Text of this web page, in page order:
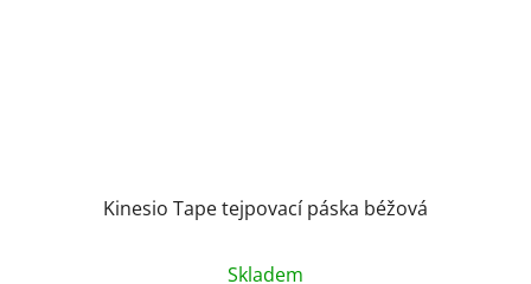
Kinesio Tape tejpovací páska béžová
Skladem